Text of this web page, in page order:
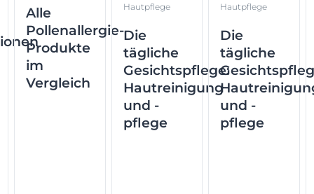
Alle
Pollenallergie-
Produkte
im
Vergleich
Hautpflege
Die
tägliche
Gesichtspflege:
Hautreinigung
und -
pflege
Hautpflege
Die
tägliche
und -
pflege